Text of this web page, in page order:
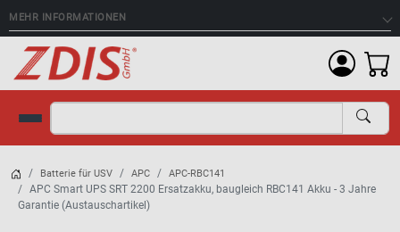
MEHR INFORMATIONEN
Suche
Batterie für USV APC APC-RBC141
APC Smart UPS SRT 2200 Ersatzakku, baugleich RBC141 Akku - 3 Jahre
Garantie (Austauschartikel)